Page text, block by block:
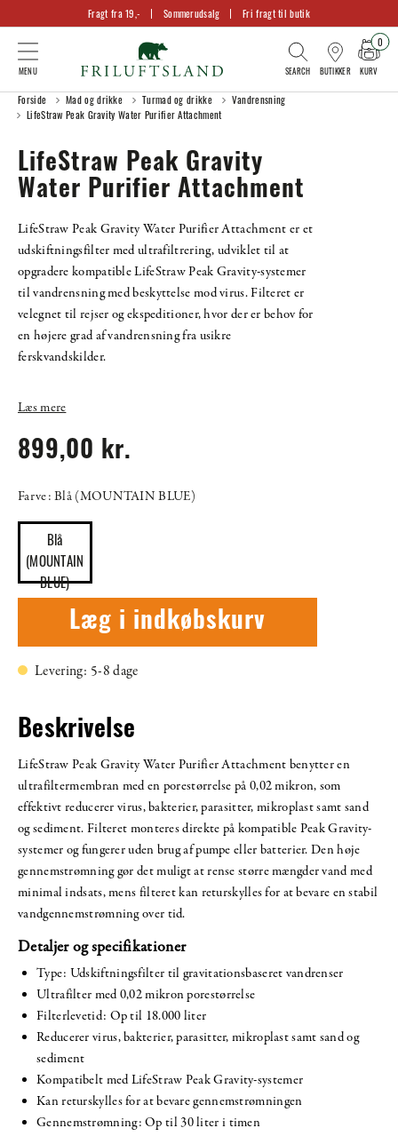
Fragt fra 19,- Sommerudsalg Fri fragt til butik
BUTIKKER KURV
0
Forside Mad og drikke Turmad og drikke
Vandrensning
LifeStraw Peak Gravity Water Purifier Attachment
LifeStraw Peak Gravity
Water Purifier Attachment
LifeStraw Peak Gravity Water Purifier Attachment er et
udskiftningsfilter med ultrafiltrering, udviklet til at
opgradere kompatible LifeStraw Peak Gravity-systemer
til vandrensning med beskyttelse mod virus. Filteret er
velegnet til rejser og ekspeditioner, hvor der er behov for
en højere grad af vandrensning fra usikre
ferskvandskilder.
Læs mere
899,00 kr.
Farve: Blå (MOUNTAIN BLUE)
Blå
(MOUNTAIN
BLUE)
Læg i indkøbskurv
Levering: 5-8 dage
Beskrivelse
LifeStraw Peak Gravity Water Purifier Attachment benytter en
ultrafiltermembran med en porestørrelse på 0,02 mikron, som
effektivt reducerer virus, bakterier, parasitter, mikroplast samt sand
og sediment. Filteret monteres direkte på kompatible Peak Gravity-
systemer og fungerer uden brug af pumpe eller batterier. Den høje
gennemstrømning gør det muligt at rense større mængder vand med
minimal indsats, mens filteret kan returskylles for at bevare en stabil
vandgennemstrømning over tid.
Detaljer og specifikationer
Type: Udskiftningsfilter til gravitationsbaseret vandrenser
Ultrafilter med 0,02 mikron porestørrelse
Filterlevetid: Op til 18.000 liter
Reducerer virus, bakterier, parasitter, mikroplast samt sand og
sediment
Kompatibelt med LifeStraw Peak Gravity-systemer
Kan returskylles for at bevare gennemstrømningen
Gennemstrømning: Op til 30 liter i timen